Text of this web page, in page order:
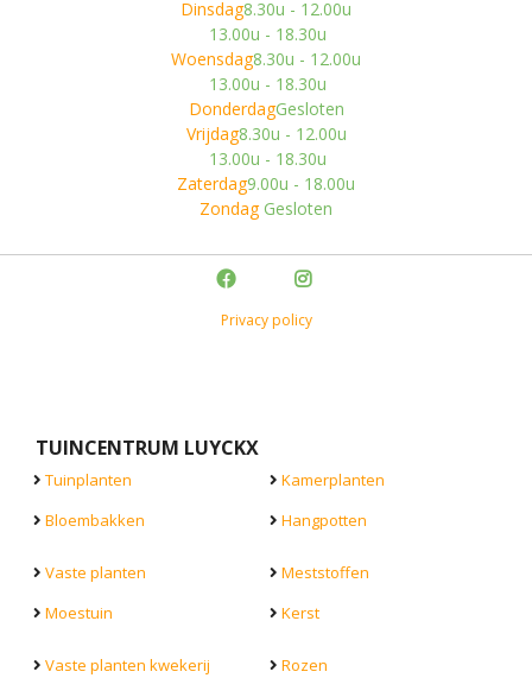
Dinsdag8.30u - 12.00u
13.00u - 18.30u
Woensdag8.30u - 12.00u
13.00u - 18.30u
DonderdagGesloten
Vrijdag8.30u - 12.00u
13.00u - 18.30u
Zaterdag9.00u - 18.00u
Zondag Gesloten
Privacy policy
TUINCENTRUM LUYCKX
Tuinplanten
Kamerplanten
Bloembakken
Hangpotten
Vaste planten
Meststoffen
Moestuin
Kerst
Vaste planten kwekerij Rozen